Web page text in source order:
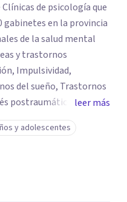
de psicología que
gabinetes en la provincia
de la salud mental
y trastornos
Impulsividad,
del sueño, Trastornos
postraumático,
de pareja, Servicio
Neuropsicología, y
un equipo de
variedad de técnicas
Cognitivo
leer más
y adolescentes